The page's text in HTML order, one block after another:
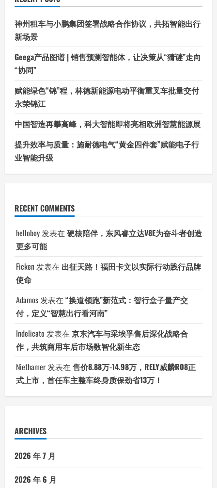
神州租车与小鹏集团签署战略合作协议，共拓智能出行
新场景
Geega产品图谱 | 销售预测智能体，让决策从“猜谜”走向
“协同”
赋能绿色“锦”程，林德新能源电动平衡重叉车批量交付
永荣锦江
中国智造再攀高峰，科大智能即将亮相欧洲智慧能源展
提升效率与质量：施耐德电气“黄金四件套”赋能电子行
业智能升级
RECENT COMMENTS
helloboy发表在 硬核陪伴，东风睿立达V8E为奋斗者创造
更多可能
Ficken发表在 出征天路！福田卡文以实际行动践行品牌
使命
Adamos发表在 “换道领跑”新范式：智行盒子量产交
付，定义“智慧出行看河南”
Indelicato 发表在 京东汽车与采埃孚售后深化战略合
作，共筑商用车后市场数智化新生态
Niethamer发表在 售价8.88万-14.98万，RELY威麟R08正
式上市，首任车主整车终身质保劲省13万！
ARCHIVES
2026 年 7 月
2026 年 6 月